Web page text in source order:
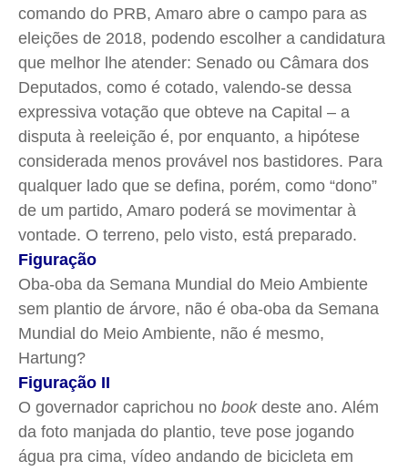
Contato
Anuncie
Termos de Uso
Privacidade
Contato
Anuncie
Termos de Uso
Privacidade
Contato
Anuncie
Termos de Uso
Privacidade
Contato
Anuncie
Termos de Uso
Privacidade
comando do PRB, Amaro abre o campo para as
eleições de 2018, podendo escolher a candidatura
que melhor lhe atender: Senado ou Câmara dos
Deputados, como é cotado, valendo-se dessa
expressiva votação que obteve na Capital – a
disputa à reeleição é, por enquanto, a hipótese
considerada menos provável nos bastidores. Para
qualquer lado que se defina, porém, como “dono”
de um partido, Amaro poderá se movimentar à
vontade. O terreno, pelo visto, está preparado.
Figuração
Oba-oba da Semana Mundial do Meio Ambiente
sem plantio de árvore, não é oba-oba da Semana
Mundial do Meio Ambiente, não é mesmo,
Hartung?
Figuração II
O governador caprichou no book deste ano. Além
da foto manjada do plantio, teve pose jogando
água pra cima, vídeo andando de bicicleta em